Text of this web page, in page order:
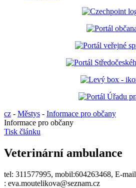
cz - Městys - Informace pro občany
Informace pro občany
Tisk článku
Veterinární ambulance
tel: 311577995, mobil:604263468, E-mail
: eva.moutelikova@seznam.cz